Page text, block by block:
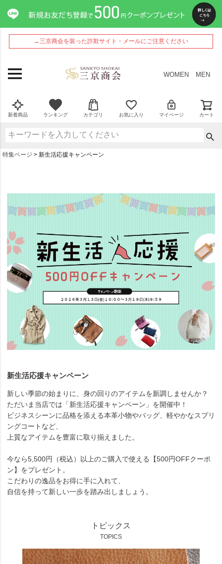
→三京商会を装った詐欺サイト・メールにご注意ください
WOMEN MEN
新着商品 ランキング カテゴリ お気に入り マイページ カート
特集ページ 新生活応援キャンペーン
新生活応援キャンペーン
新しい季節の始まりに、身の回りのアイテムを新調しませんか？
ただいま当店では「新生活応援キャンペーン」を開催中！
ビジネスシーンに品格を添える本革小物やバッグ、軽やかなスプリ
ングコートなど、
上質なアイテムを豊富に取り揃えました。
今なら5,500円（税込）以上のご購入で使える【500円OFFクーポ
ン】をプレゼント。
こだわりの逸品をお得に手に入れて、
自信を持って新しい一歩を踏み出しましょう。
トピックス
TOPICS